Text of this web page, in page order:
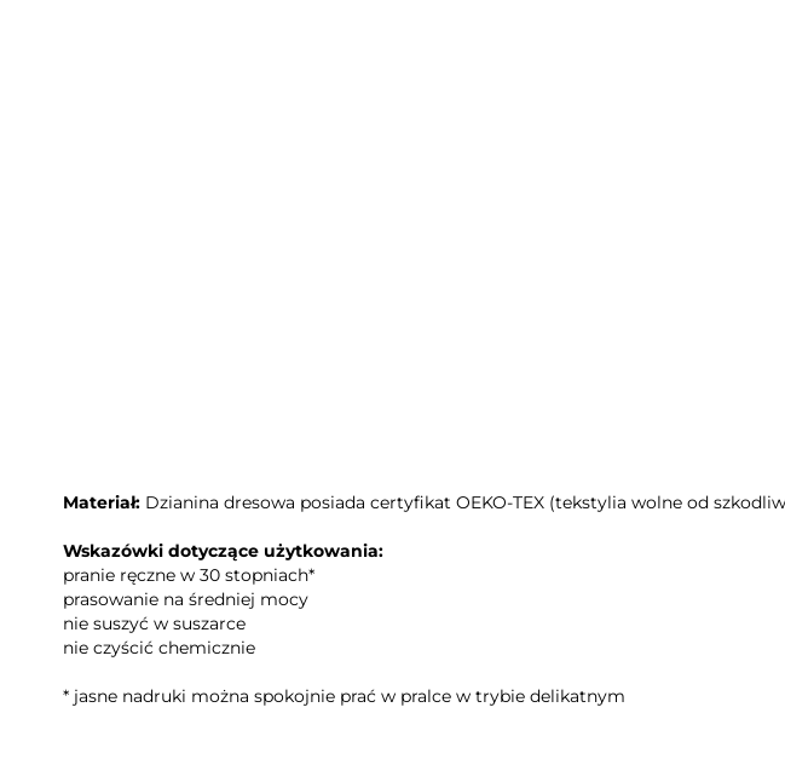
Raya
Materiał: Dzianina dresowa posiada certyfikat OEKO-TEX (tekstylia wolne od
Wskazówki dotyczące użytkowania:
pranie ręczne w 30 stopniach*
prasowanie na średniej mocy
nie suszyć w suszarce
nie czyścić chemicznie
* jasne nadruki można spokojnie prać w pralce w trybie delikatnym